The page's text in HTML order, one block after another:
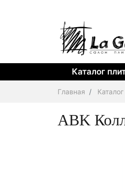
Каталог
Главная Каталог
ABK